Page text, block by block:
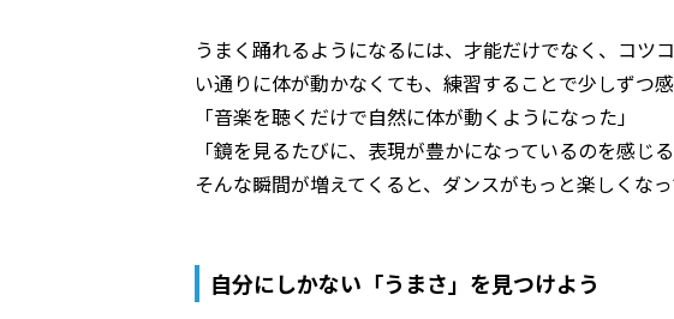
うまく踊れるようになるには、才能だけでなく、コツ
い通りに体が動かなくても、練習することで少しずつ感
「音楽を聴くだけで自然に体が動くようになった」
「鏡を見るたびに、表現が豊かになっているのを感じる
そんな瞬間が増えてくると、ダンスがもっと楽しくなっ
自分にしかない「うまさ」を見つけよう